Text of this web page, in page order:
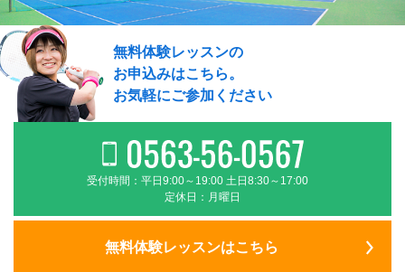
無料体験レッスンの
お申込みはこちら。
お気軽にご参加ください
受付時間：平日9:00～19:00 土日8:30～17:00
定休日：月曜日
無料体験レッスンはこちら